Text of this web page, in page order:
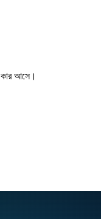
কার আসে।